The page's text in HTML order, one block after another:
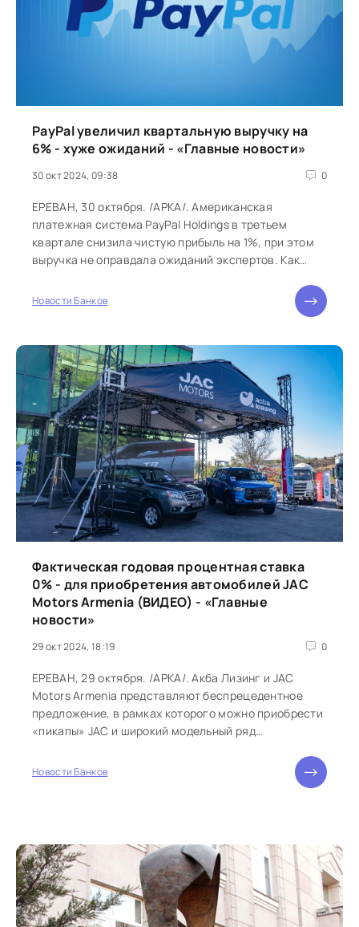
PayPal увеличил квартальную выручку на
6% - хуже ожиданий - «Главные новости»
30 окт 2024, 09:38 0
ЕРЕВАН, 30 октября. /АРКА/. Американская
платежная система PayPal Holdings в третьем
квартале снизила чистую прибыль на 1%, при этом
выручка не оправдала ожиданий экспертов. Как
Новости Банков
Фактическая годовая процентная ставка
0% - для приобретения автомобилей JAC
Motors Armenia (ВИДЕО) - «Главные
новости»
29 окт 2024, 18:19 0
ЕРЕВАН, 29 октября. /АРКА/. Акба Лизинг и JAC
Motors Armenia представляют беспрецедентное
предложение, в рамках которого можно приобрести
«пикапы» JAC и широкий модельный ряд
погашения 3 года, фактической годовой
Новости Банков